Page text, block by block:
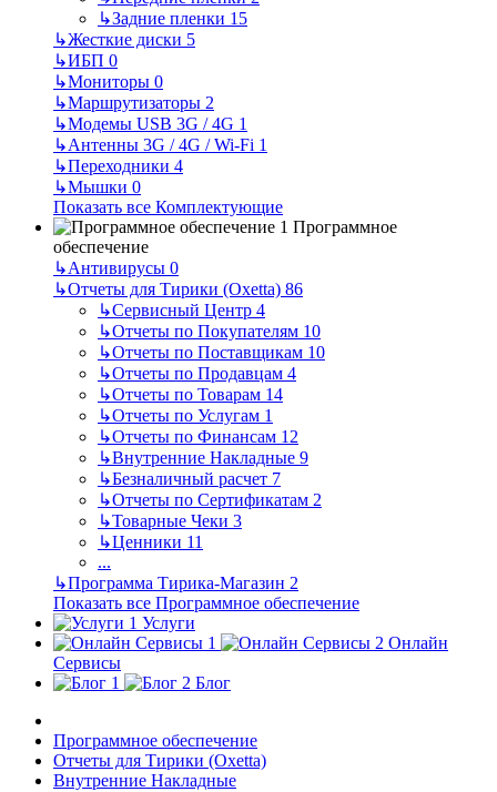
↳Задние пленки 15
↳Жесткие диски 5
↳ИБП 0
↳Мониторы 0
↳Маршрутизаторы 2
↳Модемы USB 3G / 4G 1
↳Антенны 3G / 4G / Wi-Fi 1
↳Переходники 4
↳Мышки 0
Показать все Комплектующие
Программное
обеспечение
↳Антивирусы 0
↳Отчеты для Тирики (Oxetta) 86
↳Сервисный Центр 4
↳Отчеты по Покупателям 10
↳Отчеты по Поставщикам 10
↳Отчеты по Продавцам 4
↳Отчеты по Товарам 14
↳Отчеты по Услугам 1
↳Отчеты по Финансам 12
↳Внутренние Накладные 9
↳Безналичный расчет 7
↳Отчеты по Сертификатам 2
↳Товарные Чеки 3
↳Ценники 11
...
↳Программа Тирика-Магазин 2
Показать все Программное обеспечение
Услуги
Онлайн
Сервисы
Блог
Программное обеспечение
Отчеты для Тирики (Oxetta)
Внутренние Накладные